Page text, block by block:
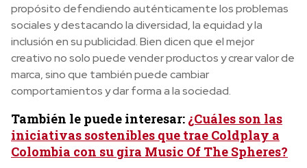
propósito defendiendo auténticamente los problemas
sociales y destacando la diversidad, la equidad y la
inclusión en su publicidad. Bien dicen que el mejor
creativo no solo puede vender productos y crear valor de
marca, sino que también puede cambiar
comportamientos y dar forma a la sociedad.
También le puede interesar: ¿Cuáles son las
iniciativas sostenibles que trae Coldplay a
Colombia con su gira Music Of The Spheres?